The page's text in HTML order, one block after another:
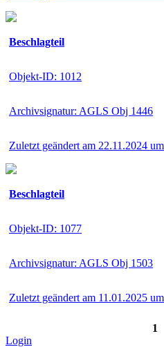
Beschlagteil
Objekt-ID: 1012
Archivsignatur: AGLS Obj 1446
Zuletzt geändert am 22.11.2024
Beschlagteil
Objekt-ID: 1077
Archivsignatur: AGLS Obj 1503
Zuletzt geändert am 11.01.2025
1
Login